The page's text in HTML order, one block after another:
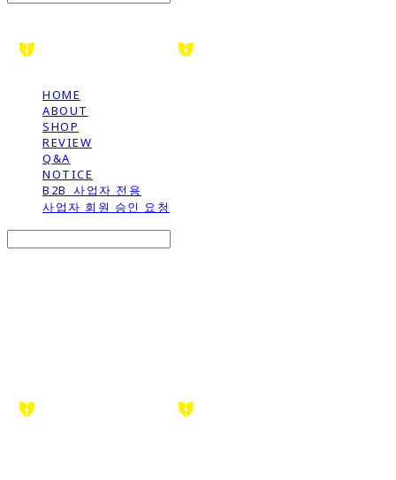
HOME
ABOUT
SHOP
REVIEW
Q&A
NOTICE
B2B_사업자 전용
사업자 회원 승인 요청